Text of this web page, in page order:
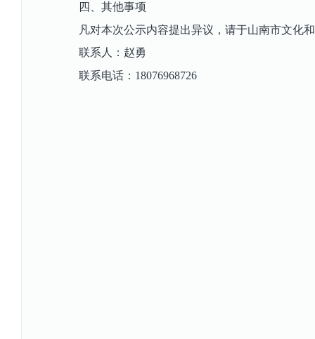
四、 其他事项
凡对本次公示内容提出异议，请于山南市文化
联系人：赵勇
联系电话： 18076968726